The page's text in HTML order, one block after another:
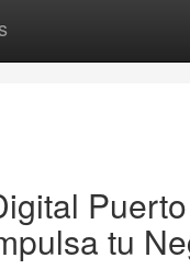
Puerto
tu